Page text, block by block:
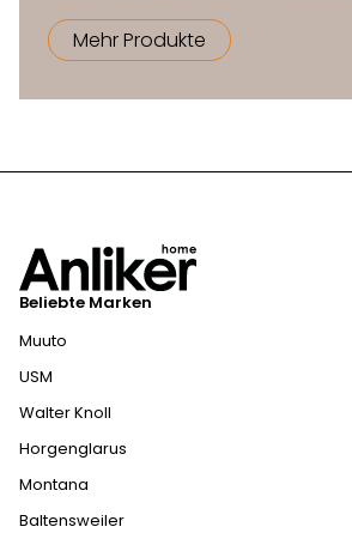
Mehr Produkte
Beliebte Marken
Muuto
USM
Walter Knoll
Horgenglarus
Montana
Baltensweiler